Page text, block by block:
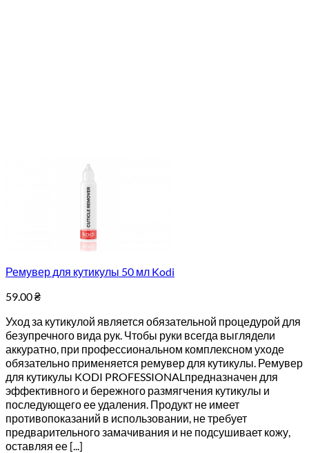
Ремувер для кутикулы 50 мл Kodi
59.00₴
Уход за кутикулой является обязательной процедурой для
безупречного вида рук. Чтобы руки всегда выглядели
аккуратно, при профессиональном комплексном уходе
обязательно применяется ремувер для кутикулы. Ремувер
для кутикулы KODI PROFESSIONALпредназначен для
эффективного и бережного размягчения кутикулы и
последующего ее удаления. Продукт не имеет
противопоказаний в использовании, не требует
предварительного замачивания и не подсушивает кожу,
оставляя ее [...]